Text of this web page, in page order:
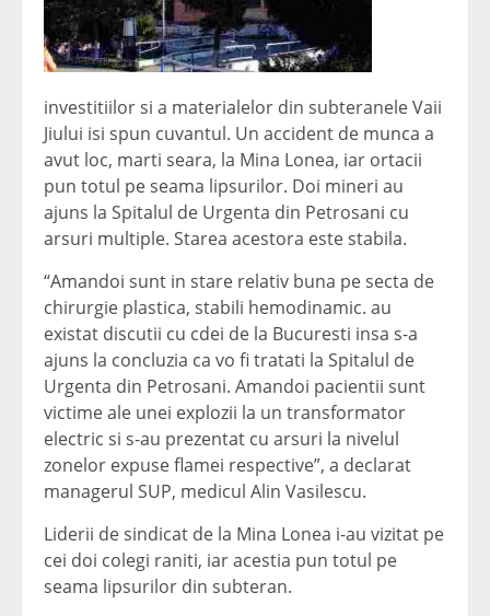
investitiilor si a materialelor din subteranele Vaii
Jiului isi spun cuvantul. Un accident de munca a
avut loc, marti seara, la Mina Lonea, iar ortacii
pun totul pe seama lipsurilor. Doi mineri au
ajuns la Spitalul de Urgenta din Petrosani cu
arsuri multiple. Starea acestora este stabila.
“Amandoi sunt in stare relativ buna pe secta de
chirurgie plastica, stabili hemodinamic. au
existat discutii cu cdei de la Bucuresti insa s-a
ajuns la concluzia ca vo fi tratati la Spitalul de
Urgenta din Petrosani. Amandoi pacientii sunt
victime ale unei explozii la un transformator
electric si s-au prezentat cu arsuri la nivelul
zonelor expuse flamei respective”, a declarat
managerul SUP, medicul Alin Vasilescu.
Liderii de sindicat de la Mina Lonea i-au vizitat pe
cei doi colegi raniti, iar acestia pun totul pe
seama lipsurilor din subteran.